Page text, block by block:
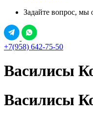
Задайте вопрос, мы
+7(958) 642-75-50
Василисы
Василисы